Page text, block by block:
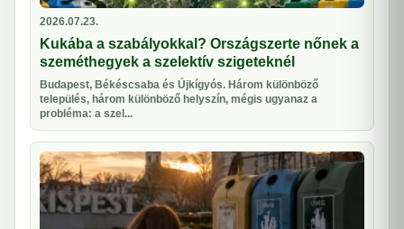
2026.07.23.
Kukába a szabályokkal? Országszerte nőnek a
szeméthegyek a szelektív szigeteknél
Budapest, Békéscsaba és Újkígyós. Három különböző
település, három különböző helyszín, mégis ugyanaz a
probléma: a szel...